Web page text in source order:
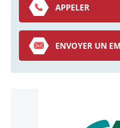
APPELER
ENVOYER UN